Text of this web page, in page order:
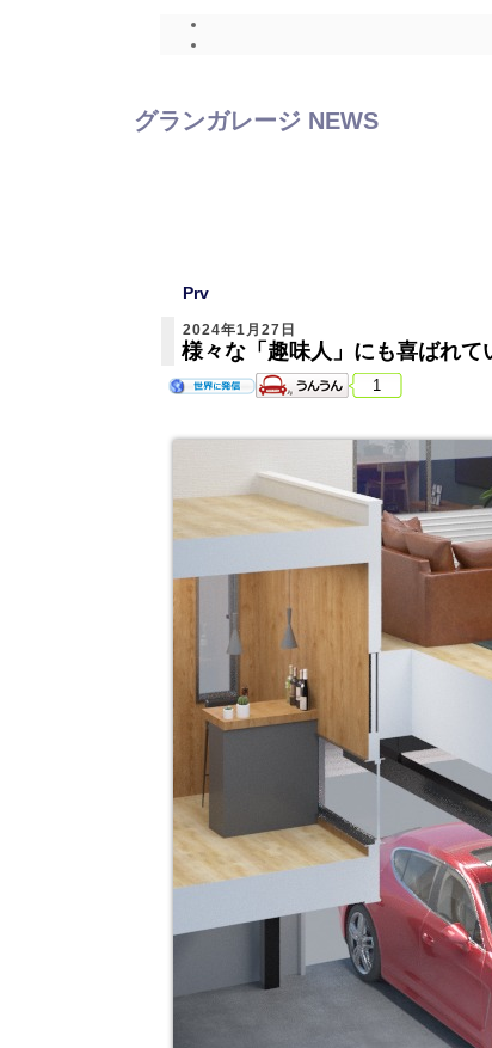
グランガレージ NEWS
Prv
2024年1月27日
様々な「趣味人」にも喜ばれて
1